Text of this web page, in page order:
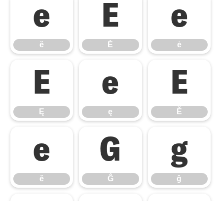
ĕ
ĕ
Ė
Ė
ė
ė
Ę
Ę
ę
ę
Ě
Ě
ě
ě
Ĝ
Ĝ
ĝ
ĝ